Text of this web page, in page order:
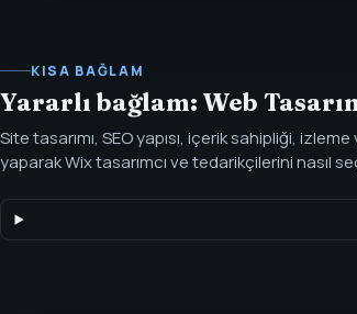
KISA BAĞLAM
Yararlı bağlam: Web
Site tasarımı, SEO yapısı, içerik sahipliği,
yaparak Wix tasarımcı ve tedarikçilerini nasıl